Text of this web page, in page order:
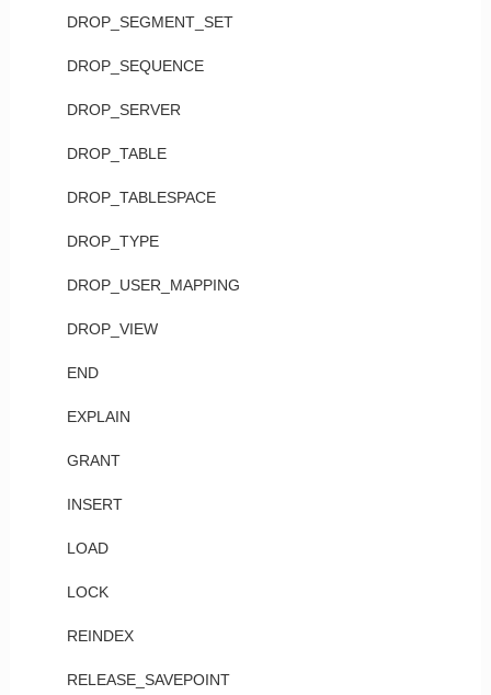
DROP_SEGMENT_SET
DROP_SEQUENCE
DROP_SERVER
DROP_TABLE
DROP_TABLESPACE
DROP_TYPE
DROP_USER_MAPPING
DROP_VIEW
END
EXPLAIN
GRANT
INSERT
LOAD
LOCK
REINDEX
RELEASE_SAVEPOINT